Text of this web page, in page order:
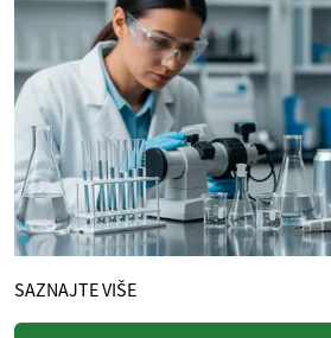
SAZNAJTE VIŠE